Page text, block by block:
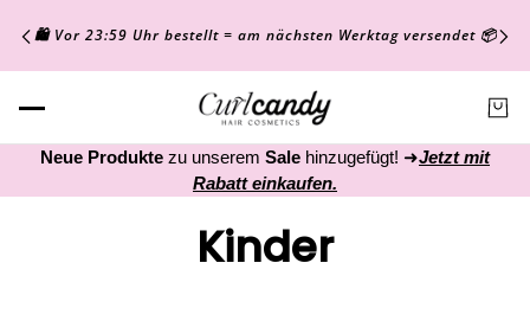
🛍️ Vor 23:59 Uhr bestellt = am nächsten Werktag versendet 📦
Neue Produkte zu unserem Sale hinzugefügt! ➜Jetzt mit
Rabatt einkaufen.
Kinder